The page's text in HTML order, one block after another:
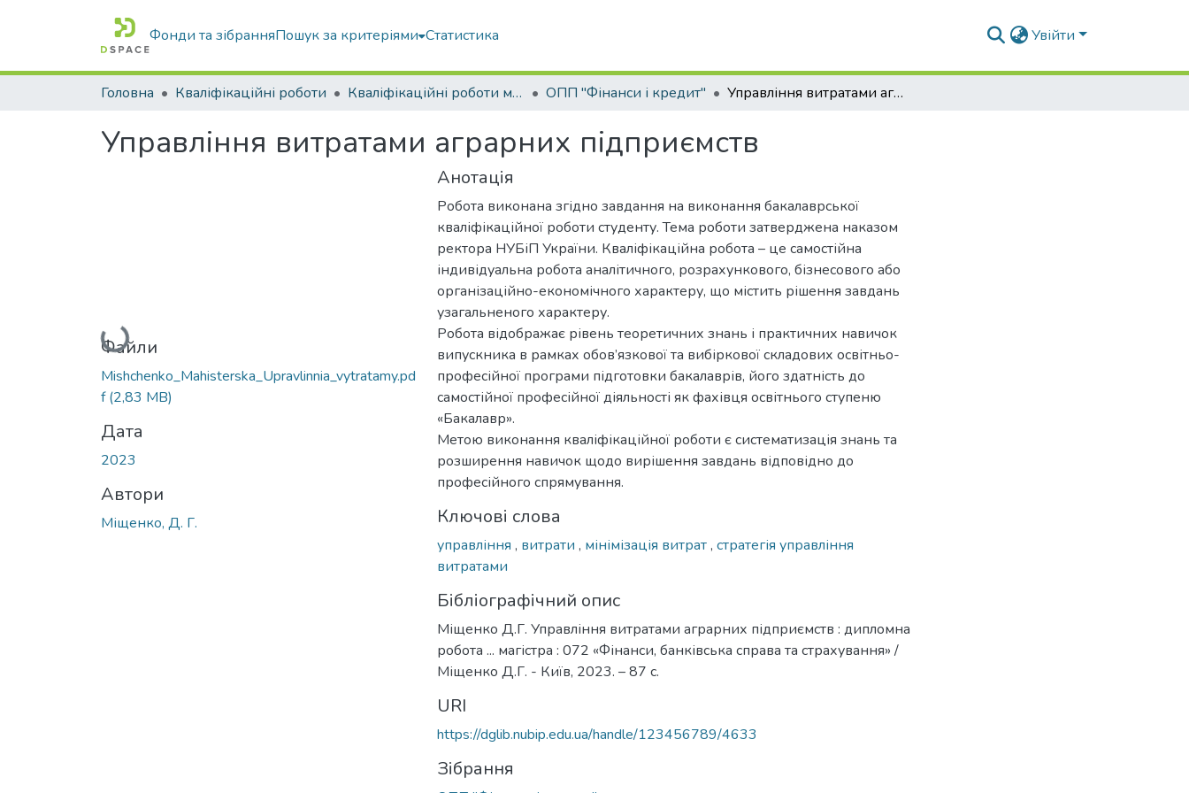
Фонди та зібранняПошук за критеріями Статистика Увійти
Головна Кваліфікаційні роботи Кваліфікаційні роботи магістрів ОПП "Фінанси і кредит" Управління витратами аграрних підприємств
Управління витратами аграрних підприємств
Вантажиться...
Файли
Mishchenko_Mahisterska_Upravlinnia_vytratamy.pd
f(2,83 MB)
Дата
2023
Автори
Міщенко, Д. Г.
Анотація
Робота виконана згідно завдання на виконання бакалаврської
кваліфікаційної роботи студенту. Тема роботи затверджена наказом
ректора НУБіП України. Кваліфікаційна робота – це самостійна
індивідуальна робота аналітичного, розрахункового, бізнесового або
організаційно-економічного характеру, що містить рішення завдань
узагальненого характеру.
Робота відображає рівень теоретичних знань і практичних навичок
випускника в рамках обов’язкової та вибіркової складових освітньо-
професійної програми підготовки бакалаврів, його здатність до
самостійної професійної діяльності як фахівця освітнього ступеню
«Бакалавр».
Метою виконання кваліфікаційної роботи є систематизація знань та
розширення навичок щодо вирішення завдань відповідно до
професійного спрямування.
Ключові слова
управління , витрати , мінімізація витрат, стратегія управління
витратами
Бібліографічний опис
Міщенко Д.Г. Управління витратами аграрних підприємств : дипломна
робота ... магістра : 072 «Фінанси, банківська справа та страхування» /
Міщенко Д.Г. - Київ, 2023. – 87 с.
URI
https://dglib.nubip.edu.ua/handle/123456789/4633
Зібрання